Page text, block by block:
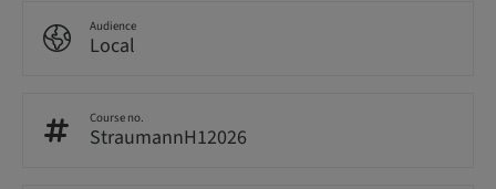
Audience
Local
Course no.
StraumannH12026